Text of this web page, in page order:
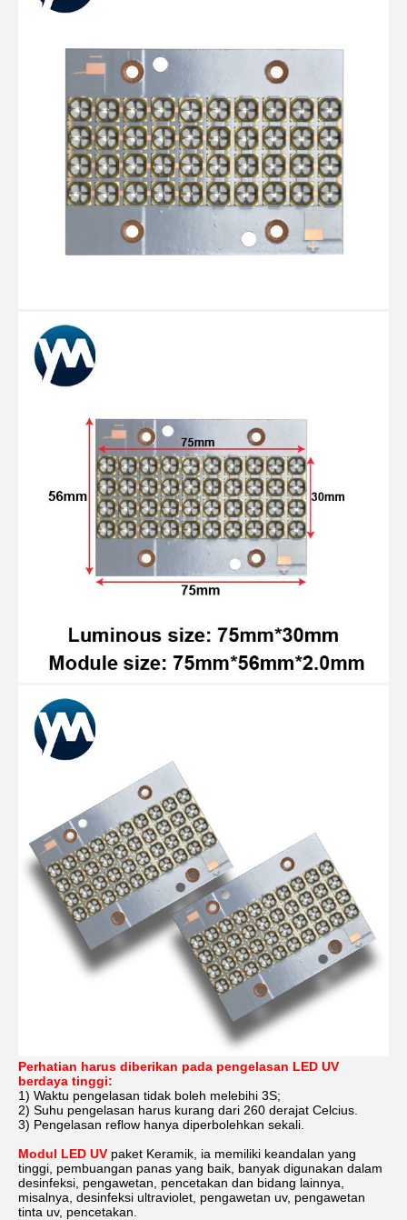
Perhatian harus diberikan pada pengelasan LED UV
berdaya tinggi:
1) Waktu pengelasan tidak boleh melebihi 3S;
2) Suhu pengelasan harus kurang dari 260 derajat Celcius.
3) Pengelasan reflow hanya diperbolehkan sekali.
Modul LED UV paket Keramik, ia memiliki keandalan yang
tinggi, pembuangan panas yang baik, banyak digunakan dalam
desinfeksi, pengawetan, pencetakan dan bidang lainnya,
misalnya, desinfeksi ultraviolet, pengawetan uv, pengawetan
tinta uv, pencetakan.